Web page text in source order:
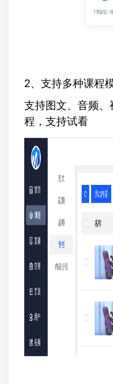
2、支持多种课程
支持图文、音频
程，支持试看